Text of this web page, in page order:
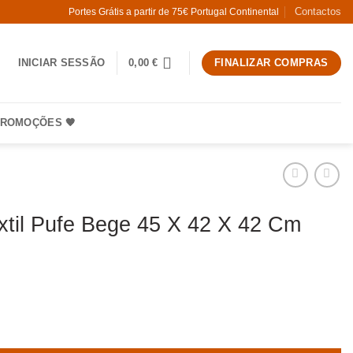
Portes Grátis a partir de 75€ Portugal Continental Contactos
INICIAR SESSÃO 0,00€ FINALIZAR COMPRAS
🧡
Pufe Bege 45 X 42 X 42 Cm
Sala Têxtil Pufe Bege 45 X 42 X 42 Cm